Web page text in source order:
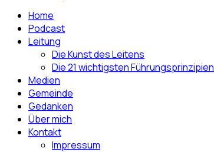
Home
Podcast
Leitung
Die Kunst des Leitens
Die 21 wichtigsten Führungsprinzipien
Medien
Gemeinde
Gedanken
Über mich
Kontakt
Impressum